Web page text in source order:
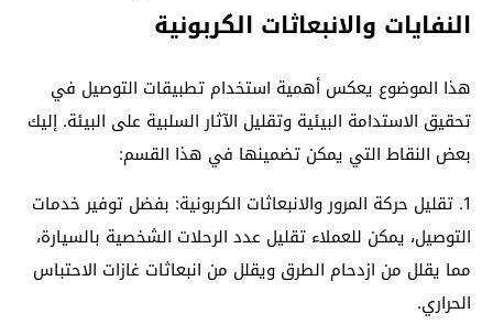
النفايات والانبعاثات الكربونية
هذا الموضوع يعكس أهمية استخدام تطبيقات التوصيل في
تحقيق الاستدامة البيئية وتقليل الآثار السلبية على البيئة. إليك
بعض النقاط التي يمكن تضمينها في هذا القسم:
1. تقليل حركة المرور والانبعاثات الكربونية: بفضل توفير خدمات
التوصيل، يمكن للعملاء تقليل عدد الرحلات الشخصية بالسيارة،
مما يقلل من ازدحام الطرق ويقلل من انبعاثات غازات الاحتباس
الحراري.